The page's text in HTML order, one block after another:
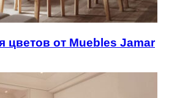
цветов от Muebles Jamar